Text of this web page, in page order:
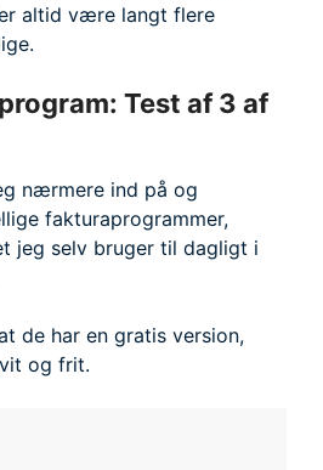
altid være langt flere
Test af 3 af
nærmere ind på og
fakturaprogrammer,
jeg selv bruger til dagligt i
de har en gratis version,
og frit.